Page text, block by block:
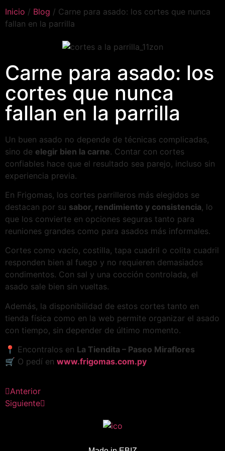
Inicio / Blog / Carne para asado: los cortes que nunca
fallan en la parrilla
Carne para asado: los
cortes que nunca
fallan en la parrilla
Un buen asado no depende de técnicas complicadas,
sino de elegir bien la carne. Contar con cortes
confiables hace que el resultado sea parejo, incluso sin
experiencia previa.
En Frigomas, los cortes parrilleros más elegidos se
destacan por su sabor, rendimiento y consistencia, lo
que los convierte en opciones seguras tanto para
reuniones grandes como para asados más informales.
Cortes como vacío, costilla, tapa cuadril o colita cuadril
responden bien al fuego y no requieren demasiados
condimentos. Con sal y una cocción controlada, el
asado sale bien sin vueltas.
Además, la disponibilidad de estos cortes tanto en
tienda física como en la web permite organizar el asado
con tiempo, sin depender de último momento.
📍 Encontralos en La Tiendita – Paseo Miraflores
🛒 O pedí en www.frigomas.com.py
Anterior
Siguiente